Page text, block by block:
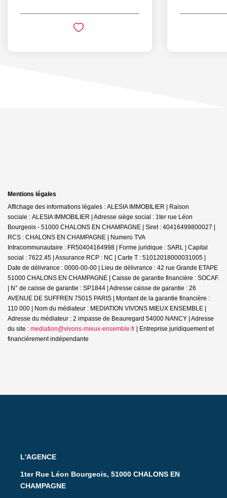
Mentions légales
Affichage des informations légales : ALESIA IMMOBILIER | Raison
sociale : ALESIA IMMOBILIER | Adresse siège social : 1ter rue Léon
Bourgeois - 51000 CHALONS EN CHAMPAGNE | Siret : 40416499800027 |
RCS : CHALONS EN CHAMPAGNE | Numero TVA
Intracommunautaire : FR50404164998 | Forme juridique : SARL | Capital
social : 7622.45 | Assurance RCP : NC | Carte T : 51012018000031005 |
Date de délivrance : 0000-00-00 | Lieu de délivrance : 42 rue Grande ETAPE
51000 CHALONS EN CHAMPAGNE | Caisse de garantie financière : SOCAF.
| N° de caisse de garantie : SP1844 | Adresse caisse de garantie : 26
AVENUE DE SUFFREN 75015 PARIS | Montant de la garantie financière :
110 000 | Nom du médiateur : MEDIATION VIVONS MIEUX ENSEMBLE |
Adresse du médiateur : 2 impasse de Beauregard 54000 NANCY | Adresse
du site : mediation@vivons-mieux-ensemble.fr | Entreprise juridiquement et
financièrement indépendante
L'AGENCE
1ter Rue Léon Bourgeois, 51000 CHALONS EN
CHAMPAGNE